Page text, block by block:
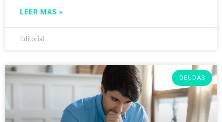
LEER MAS »
Editorial
DEUDAS